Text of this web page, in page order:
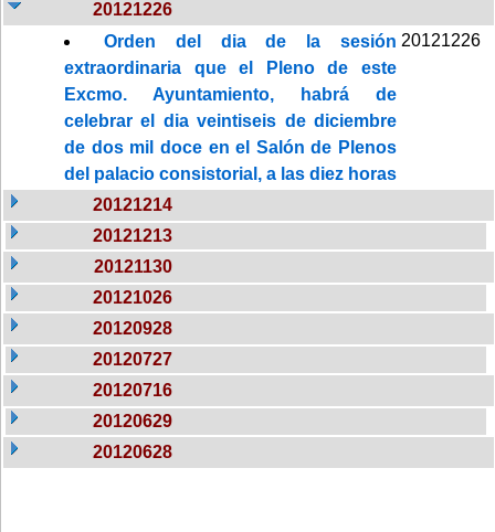
20121226
Orden del dia de la sesión
extraordinaria que el Pleno de este
Excmo. Ayuntamiento, habrá de
celebrar el dia veintiseis de diciembre
de dos mil doce en el Salón de Plenos
del palacio consistorial, a las diez horas
20121226
20121214
20121213
20121130
20121026
20120928
20120727
20120716
20120629
20120628